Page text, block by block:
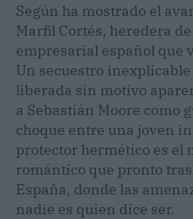
Según ha mostrado el
Marfil Cortés, heredera
empresarial español que
Un secuestro
liberada sin motivo
a Sebastián Moore como
choque entre una joven
protector hermético es el
romántico que pronto
España, donde las
nadie es quien dice ser.